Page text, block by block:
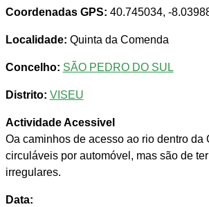
Coordenadas GPS: 40.745034, -
Localidade: Quinta da Comenda
Concelho: SÃO PEDRO DO SUL
Distrito: VISEU
Actividade Acessivel
Oa caminhos de acesso ao rio dentro da
circuláveis por automóvel, mas são de
irregulares.
Data: